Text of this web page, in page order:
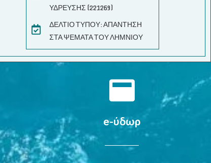
ΥΔΡΕΥΣΗΣ (221269)
ΔΕΛΤΙΟ ΤΥΠΟΥ: ΑΠΑΝΤΗΣΗ
ΣΤΑ ΨΕΜΑΤΑ ΤΟΥ ΛΗΜΝΙΟΥ
e-ύδωρ